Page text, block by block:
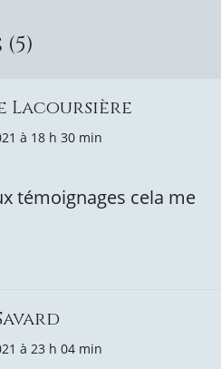
Lacoursière
à 18 h 30 min
témoignages cela me
à 23 h 04 min